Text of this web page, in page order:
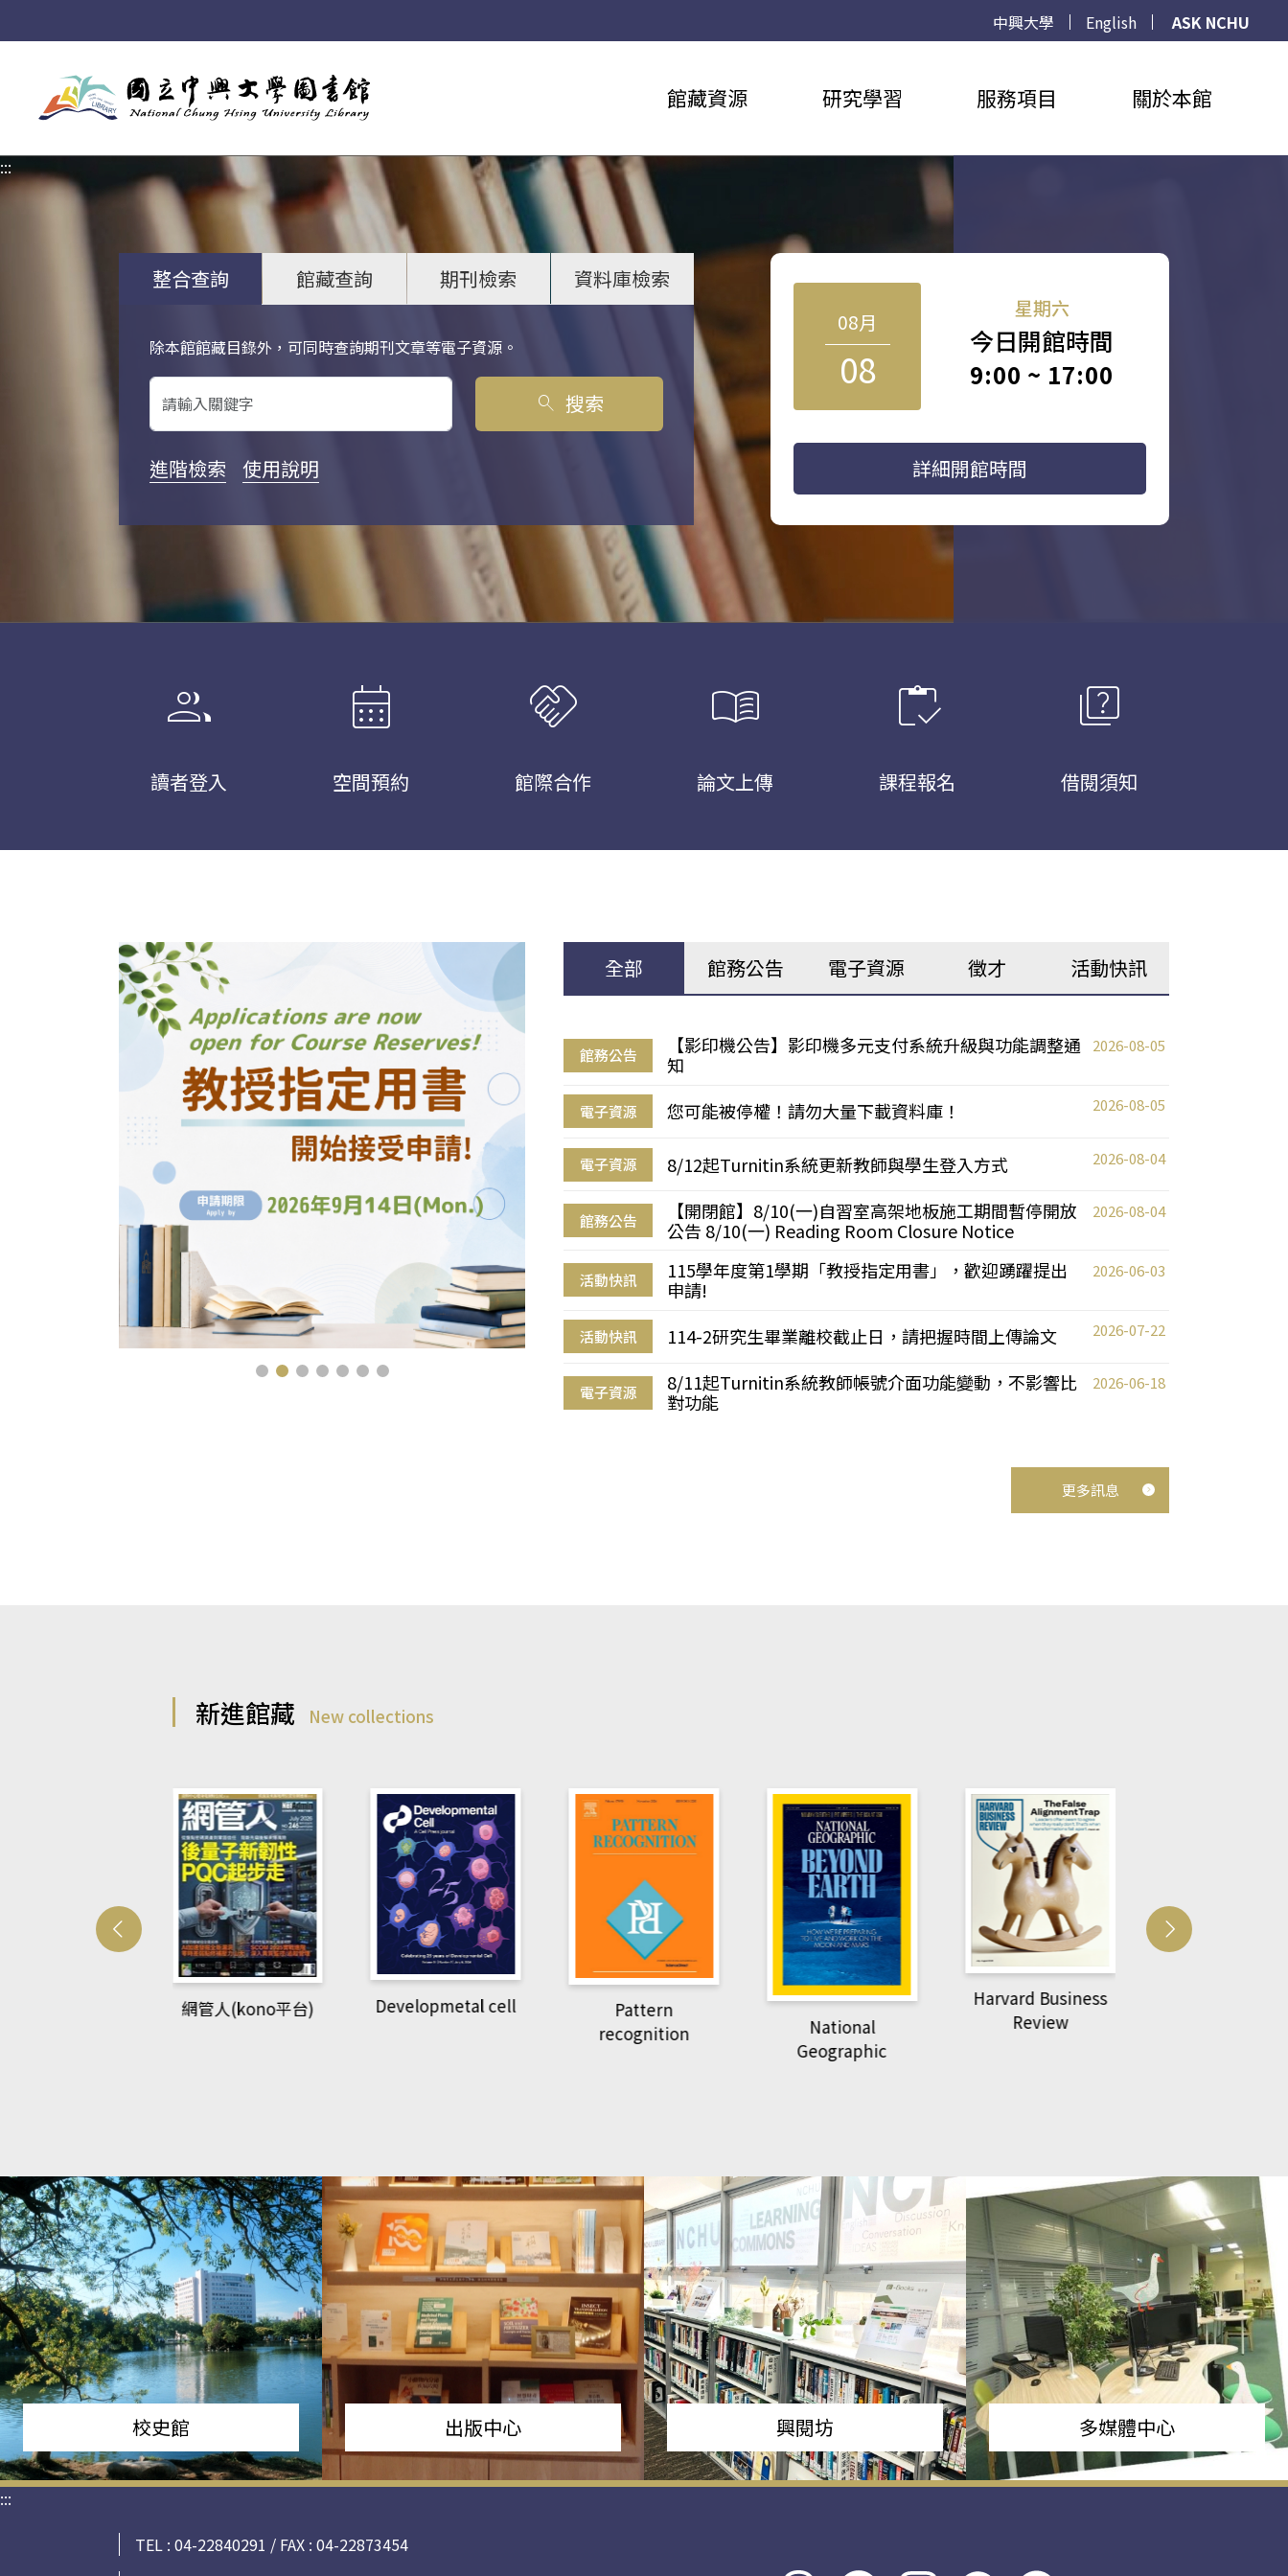
中興大學 English
ASK NCHU
館藏資源 研究學習 服務項目 關於本館
:::
整合查詢 館藏查詢 期刊檢索 資料庫檢索
除本館館藏目錄外，可同時查詢期刊文章等電子資源。
關鍵字搜尋
search 搜索
進階檢索 使用說明
08月
08
星期六
今日開館時間
9:00 ~ 17:00
詳細開館時間
group
讀者登入
calendar_month
空間預約
handshake
館際合作
menu_book
論文上傳
inventory
課程報名
quiz
借閱須知
全部 館務公告 電子資源 徵才 活動快訊
館務公告
【影印機公告】影印機多元支付系統升級與功能調整通
知
2026-08-05
電子資源 您可能被停權！請勿大量下載資料庫！ 2026-08-05
電子資源 8/12起Turnitin系統更新教師與學生登入方式 2026-08-04
館務公告
【開閉館】8/10(一)自習室高架地板施工期間暫停開放
公告 8/10(一) Reading Room Closure Notice
2026-08-04
活動快訊
115學年度第1學期「教授指定用書」，歡迎踴躍提出
申請!
2026-06-03
活動快訊 114-2研究生畢業離校截止日，請把握時間上傳論文 2026-07-22
電子資源
8/11起Turnitin系統教師帳號介面功能變動，不影響比
對功能
2026-06-18
更多訊息
新進館藏 New collections
網管人(kono平台) Developmetal cell
Pattern
recognition
National
Geographic
Harvard Business
Review
校史館 出版中心 興閱坊 多媒體中心
:::
TEL : 04-22840291 / FAX : 04-22873454